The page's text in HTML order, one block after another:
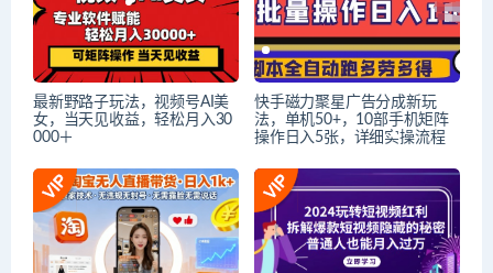
最新野路子玩法，视频号AI美
女，当天见收益，轻松月入30
000＋
快手磁力聚星广告分成新玩
法，单机50+，10部手机矩阵
操作日入5张，详细实操流程